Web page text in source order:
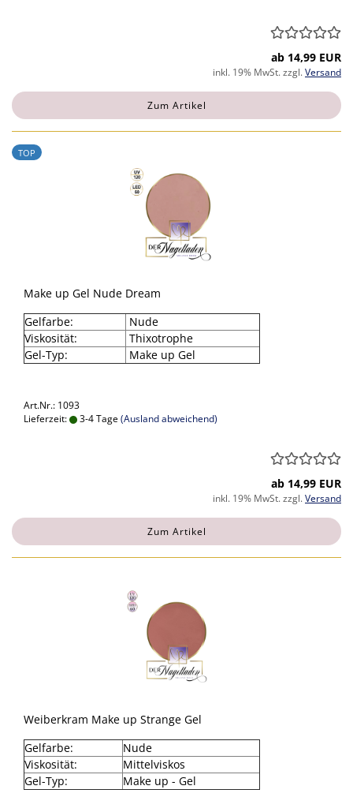
ab 14,99 EUR
inkl. 19% MwSt. zzgl.Versand
Zum Artikel
TOP
Make up Gel Nude Dream
Gelfarbe:
Nude
Viskosität:
Thixotrophe
Gel-Typ:
Make up Gel
Art.Nr.: 1093
Lieferzeit:
3-4 Tage(Ausland abweichend)
ab 14,99 EUR
inkl. 19% MwSt. zzgl.Versand
Zum Artikel
Weiberkram Make up Strange Gel
Gelfarbe:
Nude
Viskosität:
Mittelviskos
Gel-Typ:
Make up - Gel